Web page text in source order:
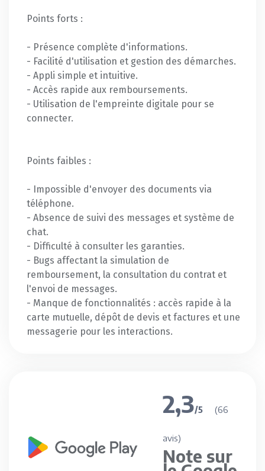
Points forts :
- Présence complète d'informations.
- Facilité d'utilisation et gestion des démarches.
- Appli simple et intuitive.
- Accès rapide aux remboursements.
- Utilisation de l'empreinte digitale pour se
connecter.
Points faibles :
- Impossible d'envoyer des documents via
téléphone.
- Absence de suivi des messages et système de
chat.
- Difficulté à consulter les garanties.
- Bugs affectant la simulation de
remboursement, la consultation du contrat et
l'envoi de messages.
- Manque de fonctionnalités : accès rapide à la
carte mutuelle, dépôt de devis et factures et une
messagerie pour les interactions.
2,3/5 (66
avis)
Note sur